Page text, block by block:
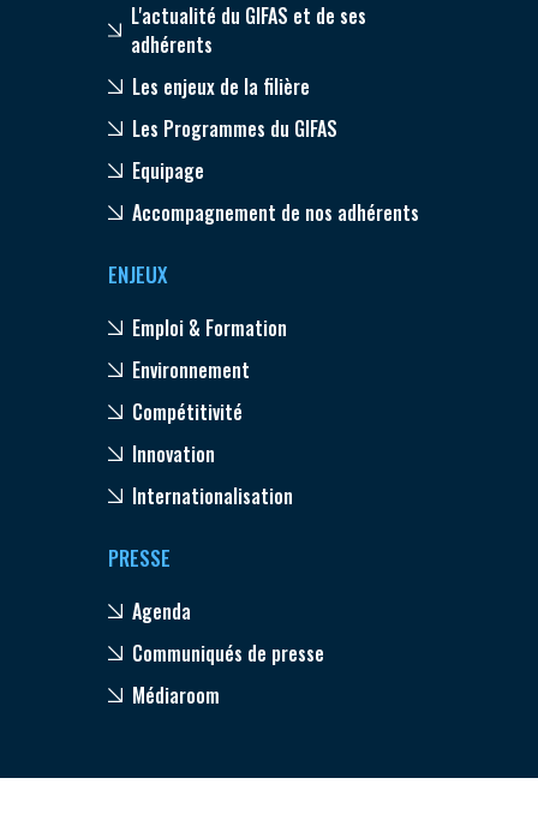
L'actualité du GIFAS et de ses
adhérents
Les enjeux de la filière
Les Programmes du GIFAS
Equipage
Accompagnement de nos adhérents
ENJEUX
Emploi & Formation
Environnement
Compétitivité
Innovation
Internationalisation
PRESSE
Agenda
Communiqués de presse
Médiaroom